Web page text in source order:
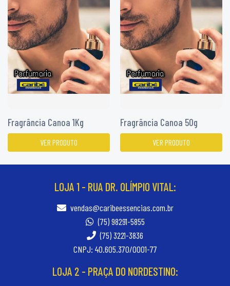
Fragrância Canoa 1Kg
VER PRODUTO
Fragrância Canoa 50g
VER PRODUTO
LOJA 1 - RUA DR. OLÍMPIO VITAL:
vendas@caribeessencias.com.br
(75) 98291-5855
(75) 3221-3836
CNPJ: 40.605.370/0001-77
LOJA 2 - PRAÇA DO NORDESTINO: